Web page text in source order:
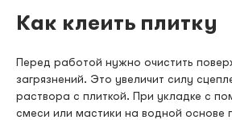
Как клеить плитку
Перед работой нужно очистить
загрязнений. Это увеличит силу
раствора с плиткой. При укладке с
смеси или мастики на водной основе